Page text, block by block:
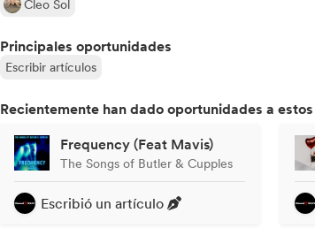
Cleo Sol
Principales oportunidades
Escribir artículos
Recientemente han dado oportunidades a
Frequency (Feat Mavis)
The Songs of Butler & Cupples
Escribió un artículo